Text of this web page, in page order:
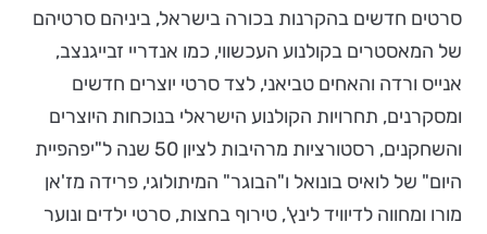
סרטים חדשים בהקרנות בכורה בישראל, ביניהם סרטיהם
של המאסטרים בקולנוע העכשווי, כמו אנדריי זבייגנצב,
אנייס ורדה והאחים טביאני, לצד סרטי יוצרים חדשים
ומסקרנים, תחרויות הקולנוע הישראלי בנוכחות היוצרים
והשחקנים, רסטורציות מרהיבות לציון 50 שנה ל"יפהפיית
היום" של לואיס בונואל ו"הבוגר" המיתולוגי, פרידה מז'אן
מורו ומחווה לדיוויד לינץ', טירוף בחצות, סרטי ילדים ונוער